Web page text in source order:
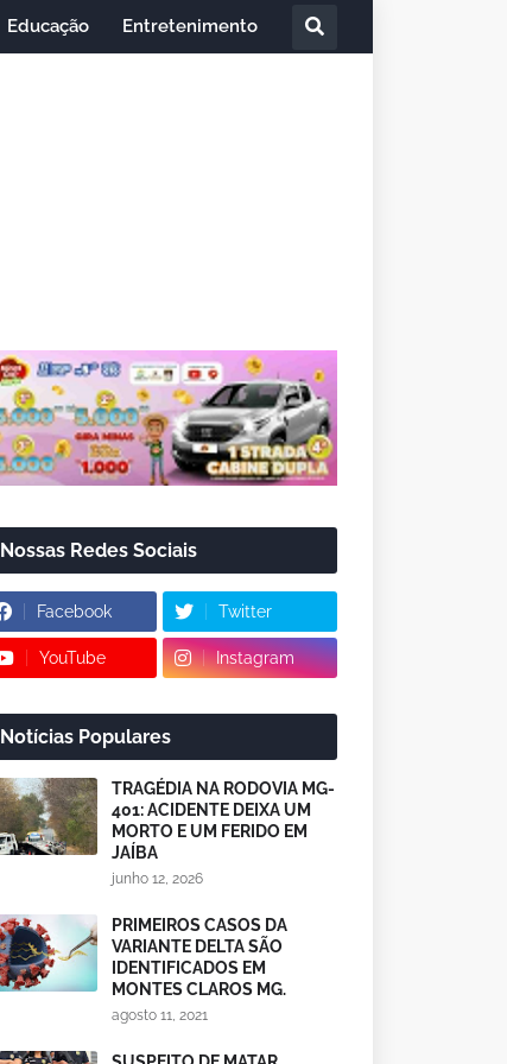
Educação Entretenimento
Nossas Redes Sociais
Facebook Twitter
YouTube Instagram
Notícias Populares
TRAGÉDIA NA RODOVIA MG-
401: ACIDENTE DEIXA UM
MORTO E UM FERIDO EM
JAÍBA
junho 12, 2026
PRIMEIROS CASOS DA
VARIANTE DELTA SÃO
IDENTIFICADOS EM
MONTES CLAROS MG.
agosto 11, 2021